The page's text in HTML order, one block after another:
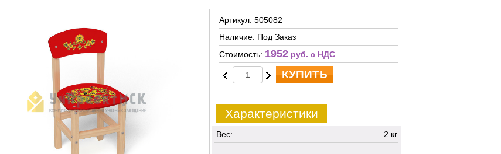
Артикул: 505082
Наличие: Под Заказ
Стоимость: 1952 руб. c НДС
КУПИТЬ
Характеристики
Вес: 2 кг.